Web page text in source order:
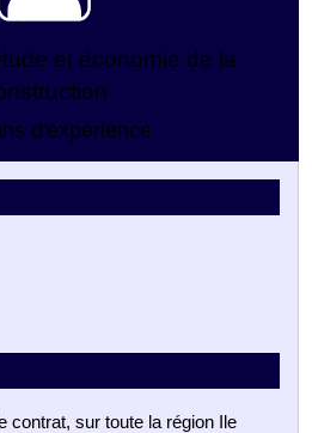
et économie de la
d'expérience
contrat, sur toute la région Ile